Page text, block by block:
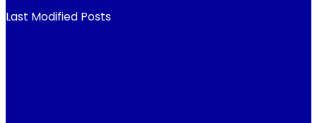
Last Modified Posts